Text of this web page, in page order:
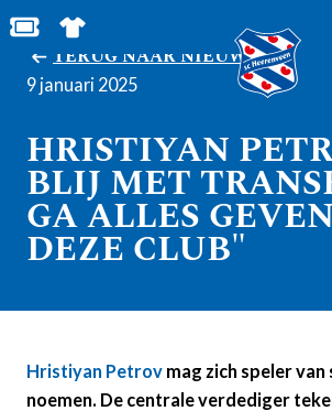
BESTEL JOUW TICKETS
SHOP IN DE FEANSTORE
TERUG NAAR NIEUWS
9 januari 2025
HRISTIYAN
BLIJ MET
GA ALLES
DEZE CLUB"
Hristiyan Petrov mag zich speler van
noemen. De centrale verdediger